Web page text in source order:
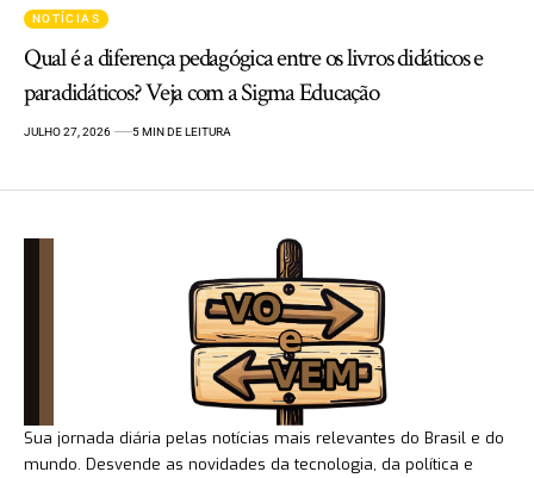
NOTÍCIAS
Qual é a diferença pedagógica entre os livros didáticos e
paradidáticos? Veja com a Sigma Educação
JULHO 27, 2026 5 MIN DE LEITURA
Sua jornada diária pelas notícias mais relevantes do Brasil e do
mundo. Desvende as novidades da tecnologia, da política e